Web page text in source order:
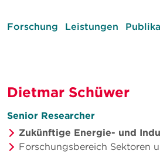
Forschung Leistungen
Dietmar Schüwer
Senior Researcher
Zukünftige Energie- und
Forschungsbereich Sektoren